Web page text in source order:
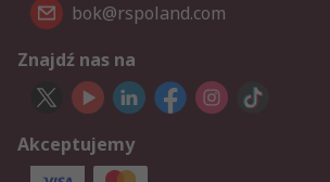
bok@rspoland.com
Znajdź nas na
Akceptujemy